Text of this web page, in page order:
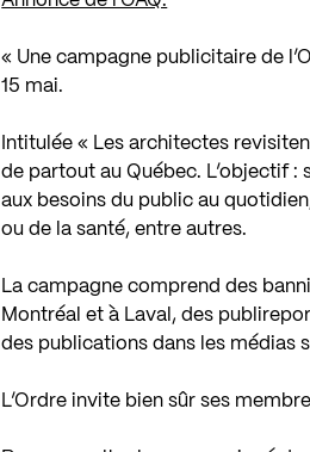
« Une campagne publicitaire de
15 mai.
Intitulée « Les architectes
de partout au Québec. L’objectif
aux besoins du public au
ou de la santé, entre autres.
La campagne comprend des
Montréal et à Laval, des
des publications dans les médias
L’Ordre invite bien sûr ses